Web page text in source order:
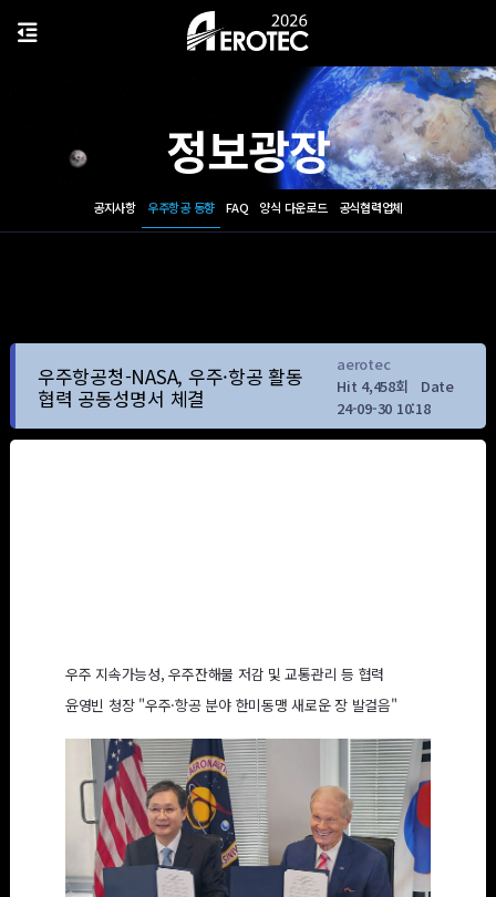
정보광장
공지사항 우주항공 동향 FAQ 양식 다운로드 공식협력업체
우주항공청-NASA, 우주·항공 활동
협력 공동성명서 체결
aerotec
Hit 4,458회
Date
24-09-30 10:18
우주 지속가능성, 우주잔해물 저감 및 교통관리 등 협력
윤영빈 청장 "우주·항공 분야 한미동맹 새로운 장 발걸음"